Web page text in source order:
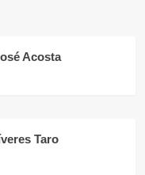
Acosta
Taro